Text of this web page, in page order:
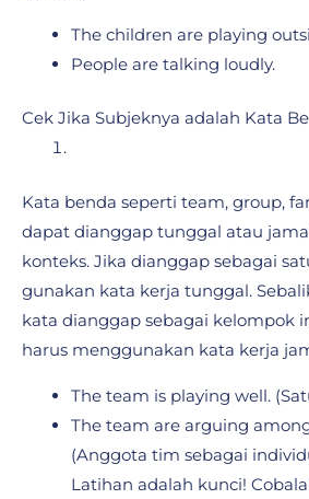
The children are playing
People are talking loudly.
Cek Jika Subjeknya adalah Kata
Kata benda seperti team, group,
dapat dianggap tunggal atau
konteks. Jika dianggap sebagai
gunakan kata kerja tunggal.
kata dianggap sebagai kelompok
harus menggunakan kata kerja
The team is playing well.
The team are arguing
(Anggota tim sebagai
Latihan adalah kunci!